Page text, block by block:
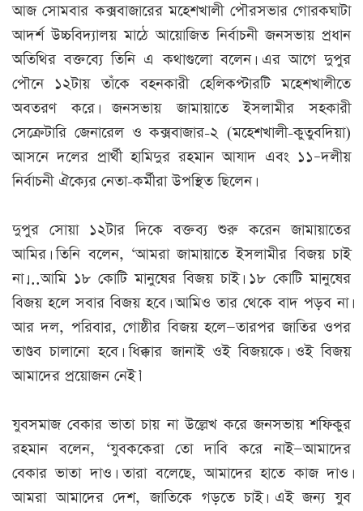
আজ সোমবার কক্সবাজারের মহেশখালী পৌরসভার গোরকঘাটা
আদর্শ উচ্চবিদ্যালয় মাঠে আয়োজিত নির্বাচনী জনসভায় প্রধান
অতিথির বক্তব্যে তিনি এ কথাগুলো বলেন। এর আগে দুপুর
পৌনে ১২টায় তাঁকে বহনকারী হেলিকপ্টারটি মহেশখালীতে
অবতরণ করে। জনসভায় জামায়াতে ইসলামীর সহকারী
সেক্রেটারি জেনারেল ও কক্সবাজার-২ (মহেশখালী-কুতুবদিয়া)
আসনে দলের প্রার্থী হামিদুর রহমান আযাদ এবং ১১–দলীয়
নির্বাচনী ঐক্যের নেতা-কর্মীরা উপস্থিত ছিলেন।
দুপুর সোয়া ১২টার দিকে বক্তব্য শুরু করেন জামায়াতের
আমির। তিনি বলেন, ‘আমরা জামায়াতে ইসলামীর বিজয় চাই
না।...আমি ১৮ কোটি মানুষের বিজয় চাই। ১৮ কোটি মানুষের
বিজয় হলে সবার বিজয় হবে। আমিও তার থেকে বাদ পড়ব না।
আর দল, পরিবার, গোষ্ঠীর বিজয় হলে—তারপর জাতির ওপর
তাণ্ডব চালানো হবে। ধিক্কার জানাই ওই বিজয়কে। ওই বিজয়
আমাদের প্রয়োজন নেই।’
যুবসমাজ বেকার ভাতা চায় না উল্লেখ করে জনসভায় শফিকুর
রহমান বলেন, ‘যুবককেরা তো দাবি করে নাই—আমাদের
বেকার ভাতা দাও। তারা বলেছে, আমাদের হাতে কাজ দাও।
আমরা আমাদের দেশ, জাতিকে গড়তে চাই। এই জন্য যুব